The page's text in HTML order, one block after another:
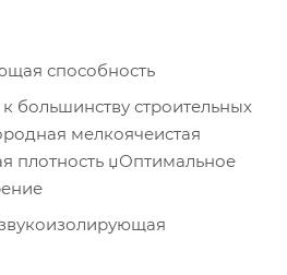
способность
большинству строительных
мелкоячеистая
плотность џОптимальное